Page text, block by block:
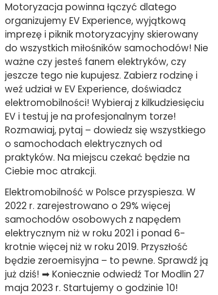
Motoryzacja powinna łączyć dlatego
organizujemy EV Experience, wyjątkową
imprezę i piknik motoryzacyjny skierowany
do wszystkich miłośników samochodów! Nie
ważne czy jesteś fanem elektryków, czy
jeszcze tego nie kupujesz. Zabierz rodzinę i
weź udział w EV Experience, doświadcz
elektromobilności! Wybieraj z kilkudziesięciu
EV i testuj je na profesjonalnym torze!
Rozmawiaj, pytaj – dowiedz się wszystkiego
o samochodach elektrycznych od
praktyków. Na miejscu czekać będzie na
Ciebie moc atrakcji.
Elektromobilność w Polsce przyspiesza. W
2022 r. zarejestrowano o 29% więcej
samochodów osobowych z napędem
elektrycznym niż w roku 2021 i ponad 6-
krotnie więcej niż w roku 2019. Przyszłość
będzie zeroemisyjna – to pewne. Sprawdź ją
już dziś! ➡ Koniecznie odwiedź Tor Modlin 27
maja 2023 r. Startujemy o godzinie 10!